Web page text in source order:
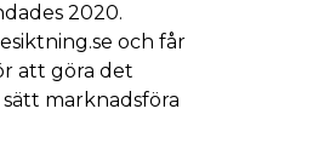
2020.
och får
att göra det
marknadsföra